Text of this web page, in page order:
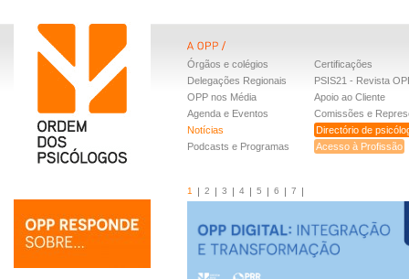
Órgãos e colégios
Delegações Regionais
OPP nos Média
Agenda e Eventos
Notícias
Podcasts e Programas
Certificações
PSIS21 - Revista
Apoio ao Cliente
Comissões e
Directório de
Acesso à Profissão
1 2 3 4 5 6 7